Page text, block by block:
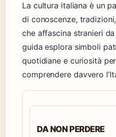
La cultura italiana è un
di conoscenze,
che affascina stranieri
guida esplora simboli
quotidiane e curiosità
comprendere davvero
DA NON PERDERE